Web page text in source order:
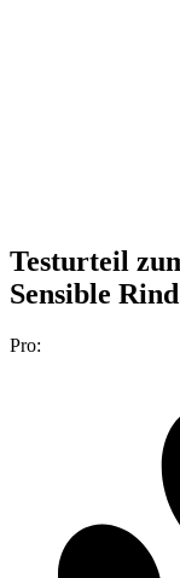
Testurteil
Sensible
Pro: